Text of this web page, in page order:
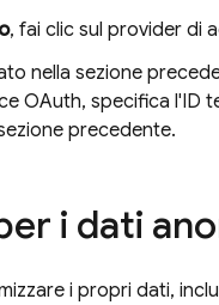
, fai clic sul provider di
nella sezione
OAuth, specifica l'ID
precedente.
i dati
i propri dati,